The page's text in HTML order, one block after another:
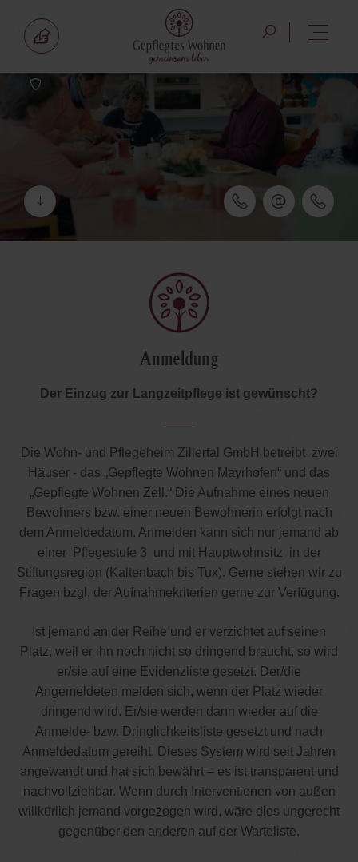
Anmeldung
Der Einzug zur Langzeitpflege ist gewünscht?
Die Wohn- und Pflegeheim Zillertal GmbH betreibt zwei
Häuser - das „Gepflegte Wohnen Mayrhofen“ und das
„Gepflegte Wohnen Zell.“ Die Aufnahme eines neuen
Bewohners bzw. einer neuen Bewohnerin erfolgt nach
dem Anmeldedatum. Anmelden kann sich nur jemand ab
einer Pflegestufe 3 und mit Hauptwohnsitz in der
Stiftungsregion (Kaltenbach bis Tux). Gerne stehen wir zu
Fragen bzgl. der Aufnahmekriterien gerne zur Verfügung.
Ist jemand an der Reihe und er verzichtet auf seinen
Platz, weil er ihn noch nicht so dringend braucht, so wird
er/sie auf eine Evidenzliste gesetzt. Der/die
Angemeldeten melden sich, wenn der Platz wieder
dringend wird. Er/sie werden dann wieder auf die
Anmelde- bzw. Dringlichkeitsliste gesetzt und nach
Anmeldedatum gereiht. Dieses System wird seit Jahren
angewandt und hat sich bewährt – es ist transparent und
nachvollziehbar. Wenn durch Interventionen von außen
willkürlich jemand vorgezogen wird, wäre dies ungerecht
gegenüber den anderen auf der Warteliste.